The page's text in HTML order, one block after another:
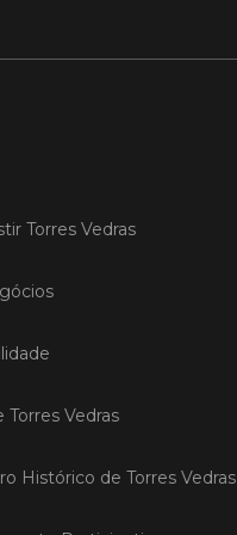
Torres Vedras
Torres Vedras
Histórico de Torres Vedras